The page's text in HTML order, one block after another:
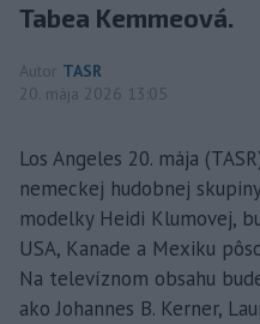
Tabea Kemmeová.
Autor TASR
20. mája 2026 13:05
Los Angeles 20. mája
nemeckej hudobnej
modelky Heidi Klumovej,
USA, Kanade a Mexiku
Na televíznom obsahu
ako Johannes B. Kerner,